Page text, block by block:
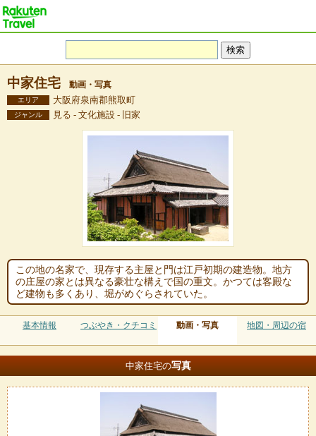
中家住宅 動画・写真
エリア 大阪府泉南郡熊取町
ジャンル 見る - 文化施設 - 旧家
この地の名家で、現存する主屋と門は江戸初期の建造物。地方
の庄屋の家とは異なる豪壮な構えで国の重文。かつては客殿な
ど建物も多くあり、堀がめぐらされていた。
基本情報 つぶやき・クチコミ 動画・写真 地図・周辺の宿
中家住宅の写真